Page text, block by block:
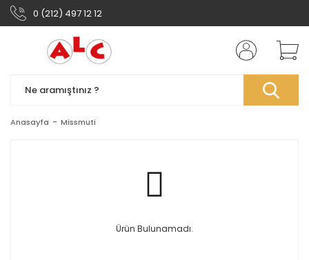
0 (212) 497 12 12
Anasayfa Missmuti
Ürün Bulunamadı.